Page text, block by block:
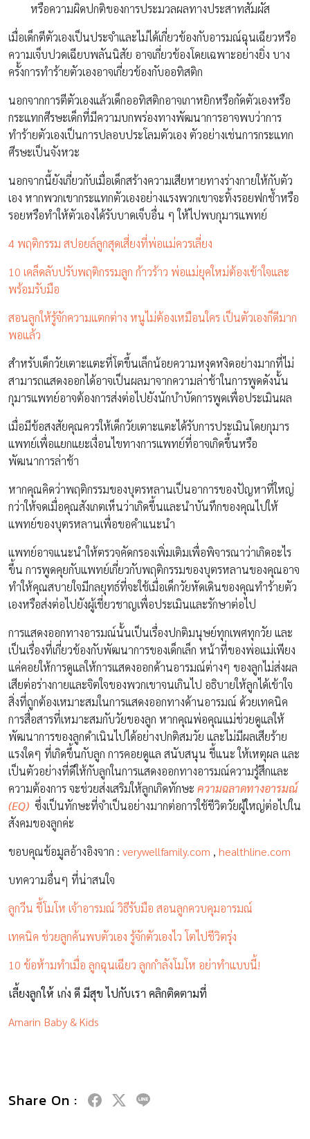
หรือความผิดปกติของการประมวลผลทางประสาทสัมผัส
เมื่อเด็กตีตัวเองเป็นประจำและไม่ได้เกี่ยวข้องกับอารมณ์ฉุนเฉียวหรือ
ความเจ็บปวดเฉียบพลันนิสัย อาจเกี่ยวข้องโดยเฉพาะอย่างยิ่ง บาง
ครั้งการทำร้ายตัวเองอาจเกี่ยวข้องกับออทิสติก
นอกจากการตีตัวเองแล้วเด็กออทิสติกอาจเกาหยิกหรือกัดตัวเองหรือ
กระแทกศีรษะเด็กที่มีความบกพร่องทางพัฒนาการอาจพบว่าการ
ทำร้ายตัวเองเป็นการปลอบประโลมตัวเอง ตัวอย่างเช่นการกระแทก
ศีรษะเป็นจังหวะ
นอกจากนี้ยังเกี่ยวกับเมื่อเด็กสร้างความเสียหายทางร่างกายให้กับตัว
เอง หากพวกเขากระแทกตัวเองอย่างแรงพวกเขาจะทิ้งรอยฟกช้ำหรือ
รอยหรือทำให้ตัวเองได้รับบาดเจ็บอื่น ๆ ให้ไปพบกุมารแพทย์
4 พฤติกรรม สปอยล์ลูกสุดเสี่ยงที่พ่อแม่ควรเลี่ยง
10 เคล็ดลับปรับพฤติกรรมลูก ก้าวร้าว พ่อแม่ยุคใหม่ต้องเข้าใจและ
พร้อมรับมือ
สอนลูกให้รู้จักความแตกต่าง หนูไม่ต้องเหมือนใคร เป็นตัวเองก็ดีมาก
พอแล้ว
สำหรับเด็กวัยเตาะแตะที่โตขึ้นเล็กน้อยความหงุดหงิดอย่างมากที่ไม่
สามารถแสดงออกได้อาจเป็นผลมาจากความล่าช้าในการพูดดังนั้น
กุมารแพทย์อาจต้องการส่งต่อไปยังนักบำบัดการพูดเพื่อประเมินผล
เมื่อมีข้อสงสัยคุณควรให้เด็กวัยเตาะแตะได้รับการประเมินโดยกุมาร
แพทย์เพื่อแยกแยะเงื่อนไขทางการแพทย์ที่อาจเกิดขึ้นหรือ
พัฒนาการล่าช้า
หากคุณคิดว่าพฤติกรรมของบุตรหลานเป็นอาการของปัญหาที่ใหญ่
กว่าให้จดเมื่อคุณสังเกตเห็นว่าเกิดขึ้นและนำบันทึกของคุณไปให้
แพทย์ของบุตรหลานเพื่อขอคำแนะนำ
แพทย์อาจแนะนำให้ตรวจคัดกรองเพิ่มเติมเพื่อพิจารณาว่าเกิดอะไร
ขึ้น การพูดคุยกับแพทย์เกี่ยวกับพฤติกรรมของบุตรหลานของคุณอาจ
ทำให้คุณสบายใจมีกลยุทธ์ที่จะใช้เมื่อเด็กวัยหัดเดินของคุณทำร้ายตัว
เองหรือส่งต่อไปยังผู้เชี่ยวชาญเพื่อประเมินและรักษาต่อไป
การแสดงออกทางอารมณ์นั้นเป็นเรื่องปกติมนุษย์ทุกเพศทุกวัย และ
เป็นเรื่องที่เกี่ยวข้องกับพัฒนาการของเด็กเล็ก หน้าที่ของพ่อแม่เพียง
แค่คอยให้การดูแลให้การแสดงออกด้านอารมณ์ต่างๆ ของลูกไม่ส่งผล
เสียต่อร่างกายและจิตใจของพวกเขาจนเกินไป อธิบายให้ลูกได้เข้าใจ
สิ่งที่ถูกต้องเหมาะสมในการแสดงออกทางด้านอารมณ์ ด้วยเทคนิค
การสื่อสารที่เหมาะสมกับวัยของลูก หากคุณพ่อคุณแม่ช่วยดูแลให้
พัฒนาการของลูกดำเนินไปได้อย่างปกติสมวัย และไม่มีผลเสียร้าย
แรงใดๆ ที่เกิดขึ้นกับลูก การคอยดูแล สนับสนุน ชี้แนะ ให้เหตุผล และ
เป็นตัวอย่างที่ดีให้กับลูกในการแสดงออกทางอารมณ์ความรู้สึกและ
ความต้องการ จะช่วยส่งเสริมให้ลูกเกิดทักษะ ความฉลาดทางอารมณ์
(EQ) ซึ่งเป็นทักษะที่จำเป็นอย่างมากต่อการใช้ชีวิตวัยผู้ใหญ่ต่อไปใน
สังคมของลูกค่ะ
ขอบคุณข้อมูลอ้างอิงจาก : verywellfamily.com , healthline.com
บทความอื่นๆ ที่น่าสนใจ
ลูกวีน ขี้โมโห เจ้าอารมณ์ วิธีรับมือ สอนลูกควบคุมอารมณ์
เทคนิค ช่วยลูกค้นพบตัวเอง รู้จักตัวเองไว โตไปชีวิตรุ่ง
10 ข้อห้ามทำเมื่อ ลูกฉุนเฉียว ลูกกำลังโมโห อย่าทำแบบนี้!
เลี้ยงลูกให้ เก่ง ดี มีสุข ไปกับเรา คลิกติดตามที่
Amarin Baby & Kids
Share On :